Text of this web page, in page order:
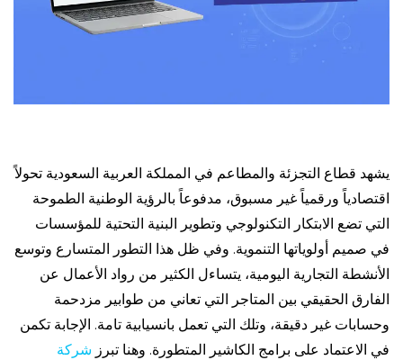
يشهد قطاع التجزئة والمطاعم في المملكة العربية السعودية تحولاً
اقتصادياً ورقمياً غير مسبوق، مدفوعاً بالرؤية الوطنية الطموحة
التي تضع الابتكار التكنولوجي وتطوير البنية التحتية للمؤسسات
في صميم أولوياتها التنموية. وفي ظل هذا التطور المتسارع وتوسع
الأنشطة التجارية اليومية، يتساءل الكثير من رواد الأعمال عن
الفارق الحقيقي بين المتاجر التي تعاني من طوابير مزدحمة
وحسابات غير دقيقة، وتلك التي تعمل بانسيابية تامة. الإجابة تكمن
في الاعتماد على برامج الكاشير المتطورة. وهنا تبرز شركة